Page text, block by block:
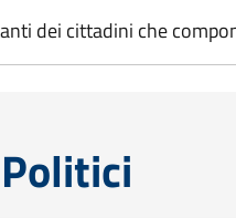
dei cittadini che